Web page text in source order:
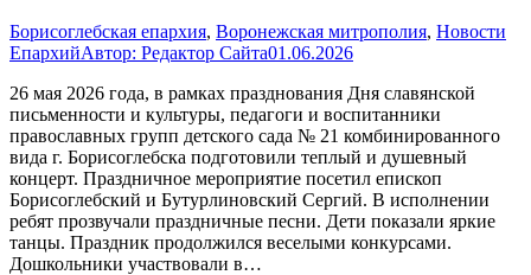
Борисоглебская епархия, Воронежская митрополия, Новости
ЕпархийАвтор: Редактор Сайта01.06.2026
26 мая 2026 года, в рамках празднования Дня славянской
письменности и культуры, педагоги и воспитанники
православных групп детского сада № 21 комбинированного
вида г. Борисоглебска подготовили теплый и душевный
концерт. Праздничное мероприятие посетил епископ
Борисоглебский и Бутурлиновский Сергий. В исполнении
ребят прозвучали праздничные песни. Дети показали яркие
танцы. Праздник продолжился веселыми конкурсами.
Дошкольники участвовали в…